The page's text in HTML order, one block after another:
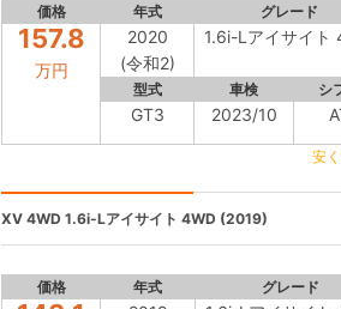
価格 年式 グレード
157.8
万円
2020
(令和2)
1.6i-Lアイサイト
型式 車検 シ
GT3 2023/10
安
XV 4WD 1.6i-Lアイサイト 4WD (2019)
価格 年式 グレード